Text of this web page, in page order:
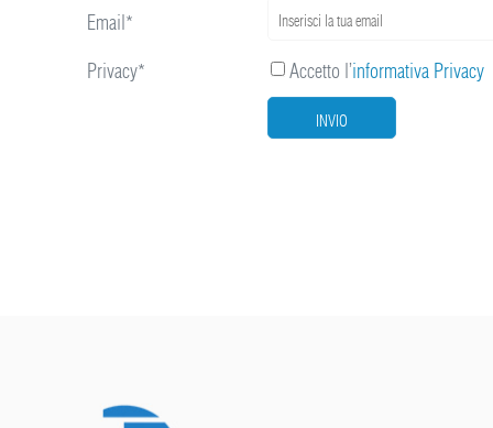
Email*
Privacy*
Accetto l’informativa Privacy
INVIO